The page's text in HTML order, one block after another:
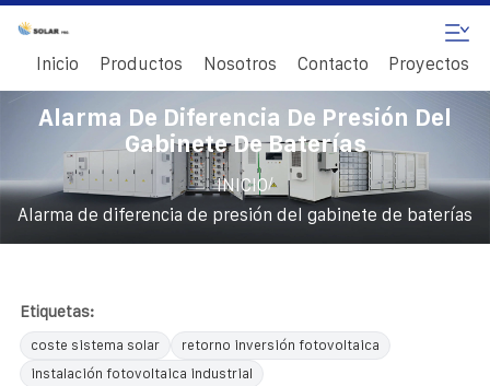
Inicio Productos Nosotros Contacto Proyectos
Alarma De Diferencia De Presión Del
Gabinete De Baterías
INICIO/
Alarma de diferencia de presión del gabinete de baterías
Etiquetas:
coste sistema solar
retorno inversión fotovoltaica
instalación fotovoltaica industrial